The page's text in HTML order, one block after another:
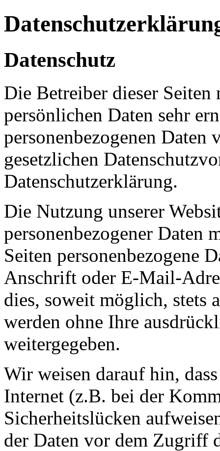
Datenschutz
Die Betreiber dieser Seiten
persönlichen Daten sehr
personenbezogenen Daten
gesetzlichen
Datenschutzerklärung.
Die Nutzung unserer
personenbezogener Daten
Seiten personenbezogene
Anschrift oder E-Mail-
dies, soweit möglich, stets
werden ohne Ihre
weitergegeben.
Wir weisen darauf hin,
Internet (z.B. bei der
Sicherheitslücken
der Daten vor dem Zugriff